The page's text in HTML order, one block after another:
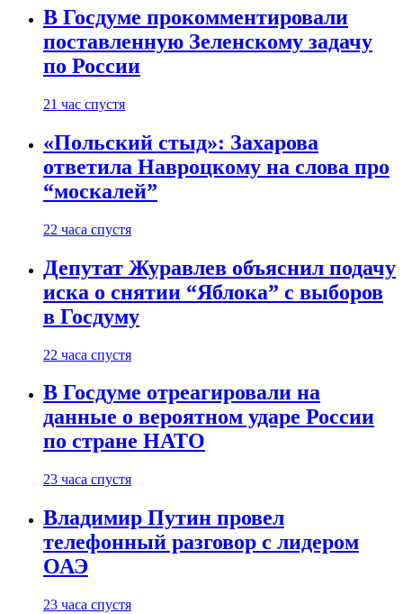
В Госдуме прокомментировали
поставленную Зеленскому задачу
по России
21 час спустя
«Польский стыд»: Захарова
ответила Навроцкому на слова про
“москалей”
22 часа спустя
Депутат Журавлев объяснил подачу
иска о снятии “Яблока” с выборов
в Госдуму
22 часа спустя
В Госдуме отреагировали на
данные о вероятном ударе России
по стране НАТО
23 часа спустя
Владимир Путин провел
телефонный разговор с лидером
ОАЭ
23 часа спустя